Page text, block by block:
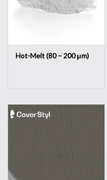
Hot-Melt (80 – 200 μm)